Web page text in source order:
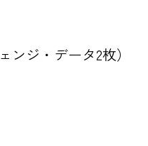
ジ・データ2枚）